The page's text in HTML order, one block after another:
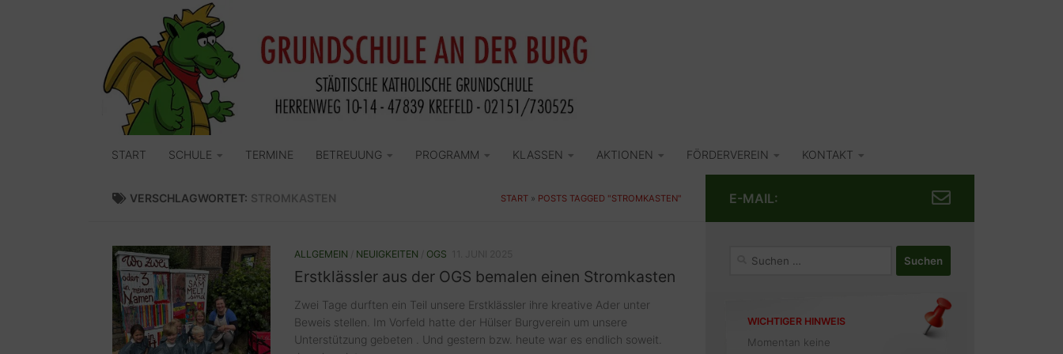
START SCHULE TERMINE BETREUUNG PROGRAMM KLASSEN AKTIONEN FÖRDERVEREIN KONTAKT
VERSCHLAGWORTET: STROMKASTEN START » POSTS TAGGED "STROMKASTEN"
ALLGEMEIN NEUIGKEITEN OGS
Erstklässler aus der OGS bemalen einen Stromkasten
Zwei Tage durften ein Teil unsere Erstklässler ihre kreative Ader unter
Beweis stellen. Im Vorfeld hatte der Hülser Burgverein um unsere
Unterstützung gebeten . Und gestern bzw. heute war es endlich soweit.
E-MAIL:
WICHTIGER HINWEIS
Momentan keine